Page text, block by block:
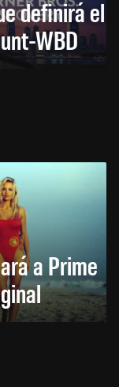
definirá el
WBD
a Prime